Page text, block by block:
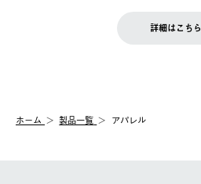
【配送業者】
佐川急便にて配送されます。
お客様都合の返品にかかる送料は、
一度お手元の商品を返品いただき、
LOGOS FAMILY会員の方は、会員
詳細はこちら
ホーム 製品一覧 アパレル